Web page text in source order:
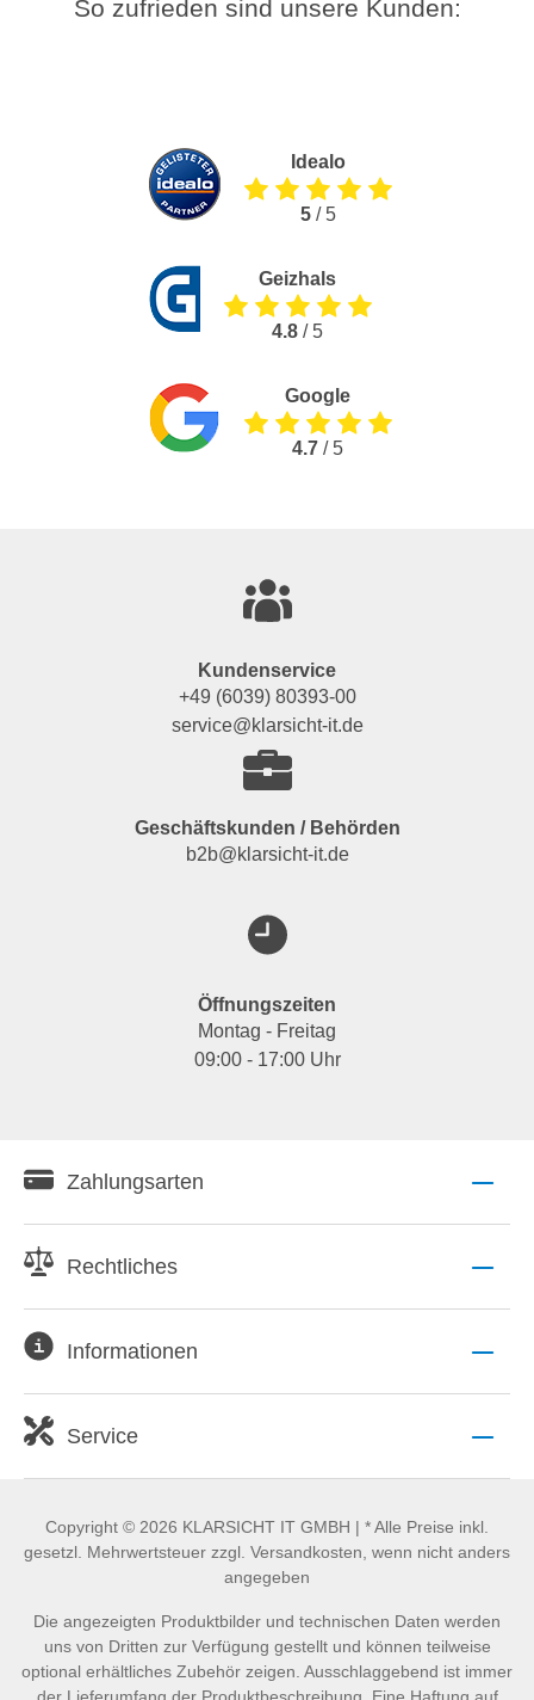
So zufrieden sind unsere Kunden:
Idealo
5/ 5
Geizhals
4.8 / 5
Google
4.7 / 5
Kundenservice
+49 (6039) 80393-00
service@klarsicht-it.de
Geschäftskunden / Behörden
b2b@klarsicht-it.de
Öffnungszeiten
Montag - Freitag
09:00 - 17:00 Uhr
Zahlungsarten
Rechtliches
Informationen
Service
Copyright © 2026 KLARSICHT IT GMBH | * Alle Preise inkl.
gesetzl. Mehrwertsteuer zzgl. Versandkosten, wenn nicht anders
angegeben
Die angezeigten Produktbilder und technischen Daten werden
uns von Dritten zur Verfügung gestellt und können teilweise
optional erhältliches Zubehör zeigen. Ausschlaggebend ist immer